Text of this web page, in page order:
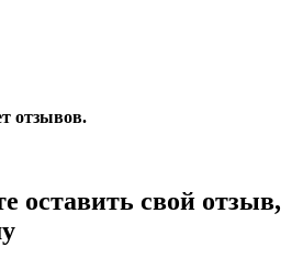
отзывов.
оставить свой отзыв,